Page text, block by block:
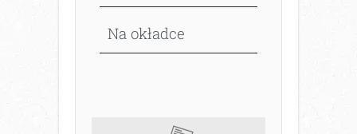
Na okładce